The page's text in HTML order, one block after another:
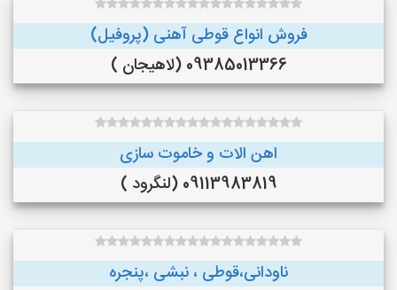
فروش انواع قوطی آهنی (پروفیل)
09385013366 (لاهیجان )
اهن الات و خاموت سازی
09113983819 (لنگرود )
ناودانی،قوطی ، نبشی ،پنجره